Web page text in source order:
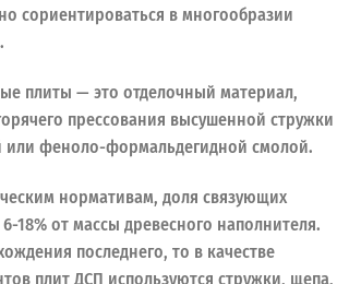
сориентироваться в многообразии
плиты — это отделочный материал,
прессования высушенной стружки
или феноло-формальдегидной смолой.
нормативам, доля связующих
6-18% от массы древесного наполнителя.
последнего, то в качестве
плит ДСП используются стружки, щепа,